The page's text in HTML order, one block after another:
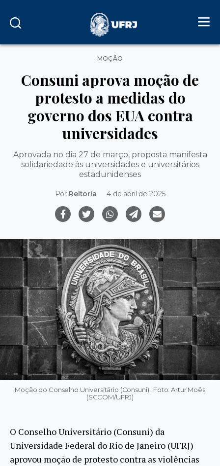
Categorias
MOÇÃO
Consuni aprova moção de
protesto a medidas do
governo dos EUA contra
universidades
Aprovada no dia 27 de março, proposta manifesta
solidariedade às universidades e universitários
estadunidenses
Por Reitoria 4 de abril de 2025
Moção do Conselho Universitário (Consuni) | Foto: Artur Moês
(SGCOM/UFRJ)
O Conselho Universitário (Consuni) da
Universidade Federal do Rio de Janeiro (UFRJ)
aprovou moção de protesto contra as violências